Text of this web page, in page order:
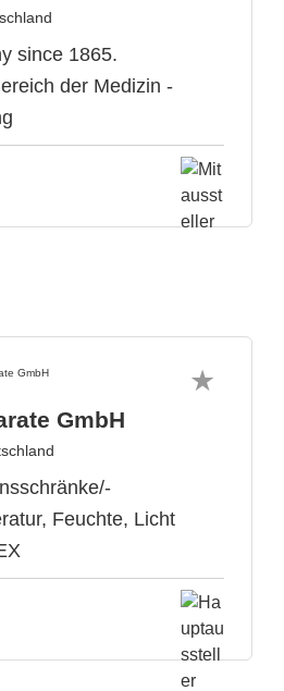
since 1865.
der Medizin -
GmbH
Feuchte, Licht